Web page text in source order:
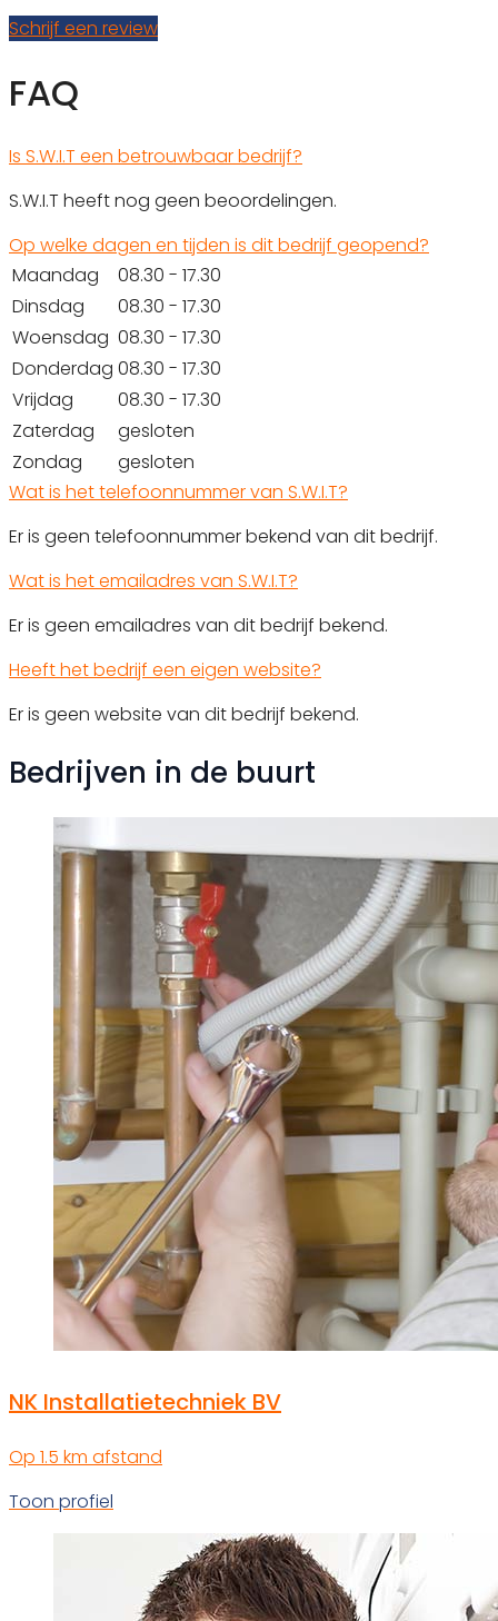
Schrijf een review
FAQ
Is S.W.I.T een betrouwbaar bedrijf?
S.W.I.T heeft nog geen beoordelingen.
Op welke dagen en tijden is dit bedrijf geopend?
Maandag
08.30 - 17.30
Dinsdag
08.30 - 17.30
Woensdag 08.30 - 17.30
Donderdag 08.30 - 17.30
Vrijdag
08.30 - 17.30
Zaterdag
gesloten
Zondag
gesloten
Wat is het telefoonnummer van S.W.I.T?
Er is geen telefoonnummer bekend van dit bedrijf.
Wat is het emailadres van S.W.I.T?
Er is geen emailadres van dit bedrijf bekend.
Heeft het bedrijf een eigen website?
Er is geen website van dit bedrijf bekend.
Bedrijven in de buurt
NK Installatietechniek BV
Op 1.5 km afstand
Toon profiel